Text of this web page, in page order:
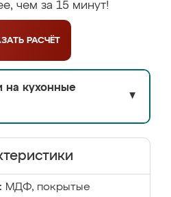
чем за 15 минут!
РАСЧЁТ
на кухонные
▼
МДФ, покрытые